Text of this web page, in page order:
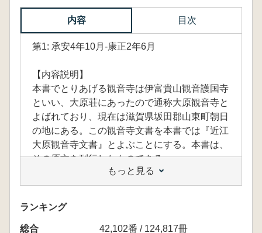
内容 目次
第1: 承安4年10月-康正2年6月
【内容説明】
本書でとりあげる観音寺は伊富貴山観音護国寺
といい、大原荘にあったので通称大原観音寺と
よばれており、現在は滋賀県坂田郡山東町朝日
の地にある。この観音寺文書を本書では『近江
大原観音寺文書』とよぶことにする。本書は、
その原文を刊行したものである。
「BOOKデータベース」 より
もっと見る
ランキング
総合
42,102番 / 124,817冊